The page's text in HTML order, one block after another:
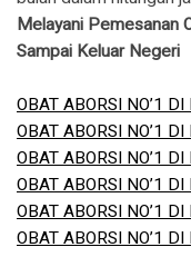
Melayani Pemesanan
Sampai Keluar Negeri
OBAT ABORSI NO’1
OBAT ABORSI NO’1
OBAT ABORSI NO’1
OBAT ABORSI NO’1
OBAT ABORSI NO’1
OBAT ABORSI NO’1